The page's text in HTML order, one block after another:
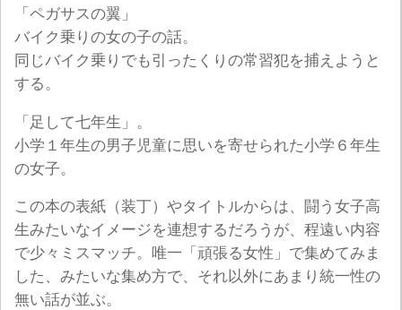
「ペガサスの翼」
バイク乗りの女の子の話。
同じバイク乗りでも引ったくりの常習犯を捕えようと
する。
「足して七年生」。
小学１年生の男子児童に思いを寄せられた小学６年生
の女子。
この本の表紙（装丁）やタイトルからは、闘う女子高
生みたいなイメージを連想するだろうが、程遠い内容
で少々ミスマッチ。唯一「頑張る女性」で集めてみま
した、みたいな集め方で、それ以外にあまり統一性の
無い話が並ぶ。